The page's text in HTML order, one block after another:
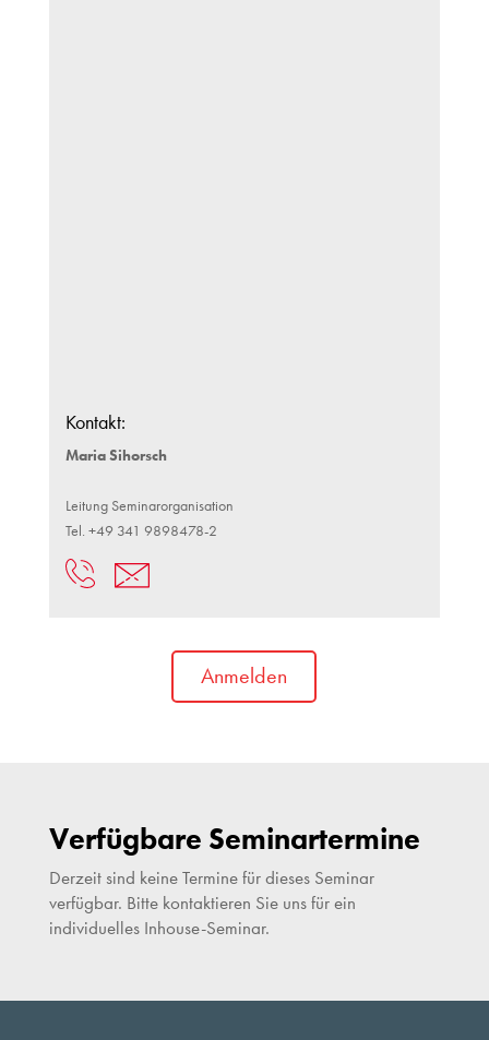
Kontakt:
Maria Sihorsch
Leitung Seminarorganisation
Tel. +49 341 9898478-2
Anmelden
Verfügbare Seminartermine
Derzeit sind keine Termine für dieses Seminar
verfügbar. Bitte kontaktieren Sie uns für ein
individuelles Inhouse-Seminar.